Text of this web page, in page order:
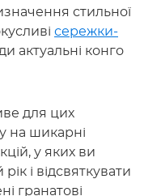
стильної
сережки-
актуальні конго
для цих
на шикарні
у яких ви
і відсвяткувати
гранатові